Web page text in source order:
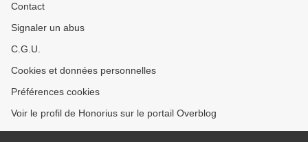
Contact
Signaler un abus
C.G.U.
Cookies et données personnelles
Préférences cookies
Voir le profil de Honorius sur le portail Overblog